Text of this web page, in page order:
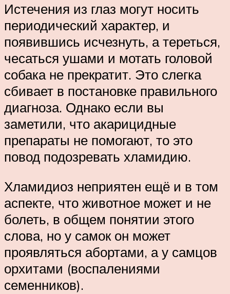
Истечения из глаз могут носить
периодический характер, и
появившись исчезнуть, а тереться,
чесаться ушами и мотать головой
собака не прекратит. Это слегка
сбивает в постановке правильного
диагноза. Однако если вы
заметили, что акарицидные
препараты не помогают, то это
повод подозревать хламидию.
Хламидиоз неприятен ещё и в том
аспекте, что животное может и не
болеть, в общем понятии этого
слова, но у самок он может
проявляться абортами, а у самцов
орхитами (воспалениями
семенников).